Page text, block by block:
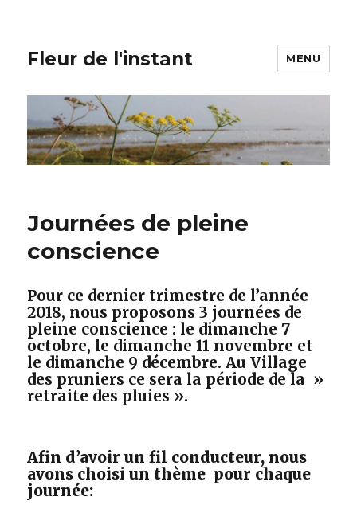
Fleur de l'instant MENU
Journées de pleine
conscience
Pour ce dernier trimestre de l’année
2018, nous proposons 3 journées de
pleine conscience : le dimanche 7
octobre, le dimanche 11 novembre et
le dimanche 9 décembre. Au Village
des pruniers ce sera la période de la »
retraite des pluies ».
Afin d’avoir un fil conducteur, nous
avons choisi un thème pour chaque
journée: